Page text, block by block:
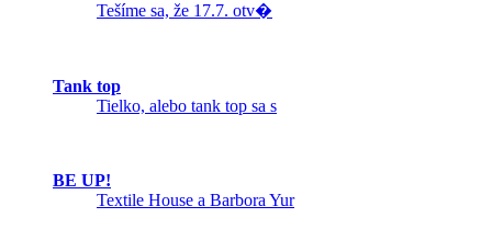
Tešíme sa, že 17.7. otv�
Tank top
Tielko, alebo tank top sa s
BE UP!
Textile House a Barbora Yur